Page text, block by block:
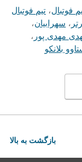
فوتبال، تیم فوتبال
، سهرابیان،
مهدی پور ،
بلانکو
بازگشت به بالا